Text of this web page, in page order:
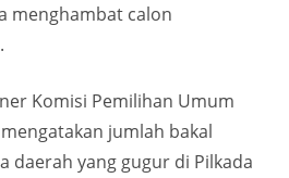
menghambat calon
Komisi Pemilihan Umum
jumlah bakal
daerah yang gugur di Pilkada